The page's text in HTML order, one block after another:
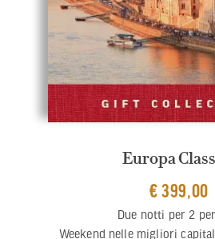
Europa
€ 399,00
Due notti per 2
Weekend nelle migliori